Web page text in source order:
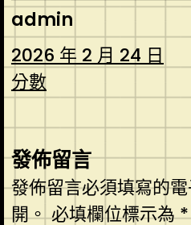
admin
2026 年 2 月 24 日
分數
發佈留言
發佈留言必須填寫的
開。必填欄位標示為*